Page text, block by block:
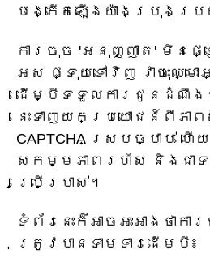
បង្កើតឡើងយ៉ាងប្រុងប្
ការចុច 'អនុញ្ញាត' មិនផ្
អស់ ផ្ទុយទៅវិញ វាចុះឈ្មោ
ដើម្បីទទួលការជូនដំណឹង
នេះទាញយកប្រយោជន៍ពីភា
CAPTCHA ស្របច្បាប់ ហើ
សកម្មភាពរហ័ស និងជា
ប្រើប្រាស់។
ទំព័រនេះក៏អាចអះអាងថាក
ត្រូវបានទាមទារដើម្បី៖